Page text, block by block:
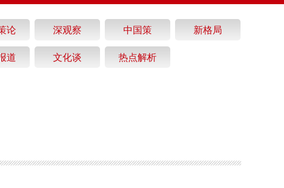
论 深观察 中国策
新格局
道 文化谈 热点解析